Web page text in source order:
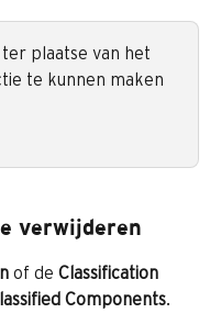
plaatse van het
te kunnen maken
verwijderen
of de Classification
Components.